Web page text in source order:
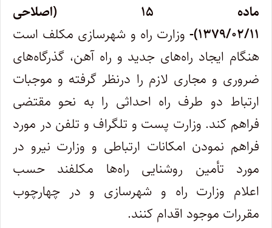
ماده ۱۵ (اصلاحی
۱۳۷۹/۰۲/۱۱)-
وزارت راه و شهرسازی مکلف است
هنگام ایجاد راه‌های جدید و راه آهن، گذرگاه‌های
ضروری و مجاری لازم را درنظر گرفته و موجبات
ارتباط‌ دو طرف راه احداثی را به نحو مقتضی
فراهم کند. وزارت پست و تلگراف و تلفن در مورد
فراهم نمودن امکانات ارتباطی و وزارت نیرو در
مورد تأمین ‌روشنایی راه‌ها مکلفند حسب
اعلام وزارت راه و شهرسازی و در چهارچوب
مقررات موجود اقدام کنند.